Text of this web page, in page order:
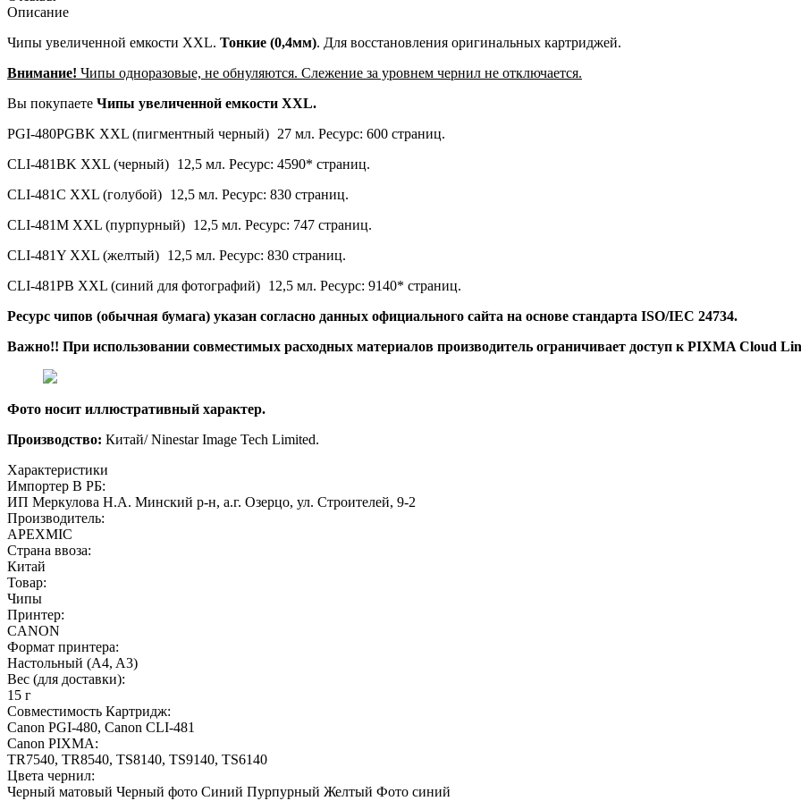
Описание
Чипы увеличенной емкости XXL. Тонкие (0,4мм). Для восстановления оригинальных картриджей.
Внимание! Чипы одноразовые, не обнуляются. Слежение за уровнем чернил не отключается.
Вы покупаете Чипы увеличенной емкости XXL.
PGI-480PGBK XXL (пигментный черный) 27 мл. Ресурс: 600 страниц.
CLI-481BK XXL (черный) 12,5 мл. Ресурс: 4590* страниц.
CLI-481C XXL (голубой) 12,5 мл. Ресурс: 830 страниц.
CLI-481M XXL (пурпурный) 12,5 мл. Ресурс: 747 страниц.
CLI-481Y XXL (желтый) 12,5 мл. Ресурс: 830 страниц.
CLI-481PB XXL (синий для фотографий) 12,5 мл. Ресурс: 9140* страниц.
Ресурс чипов (обычная бумага) указан согласно данных официального сайта на основе стандарта ISO/IEC 24734.
Важно!! При использовании совместимых расходных материалов производитель ограничивает доступ к PIXMA Cloud
Фото носит иллюстративный характер.
Производство: Китай/ Ninestar Image Tech Limited.
Характеристики
Импортер В РБ:
ИП Меркулова Н.А. Минский р-н, а.г. Озерцо, ул. Строителей, 9-2
Производитель:
APEXMIC
Страна ввоза:
Китай
Товар:
Чипы
Принтер:
CANON
Формат принтера:
Настольный (A4, A3)
Вес (для доставки):
15 г
Совместимость Картридж:
Canon PGI-480, Canon CLI-481
Canon PIXMA:
TR7540, TR8540, TS8140, TS9140, TS6140
Цвета чернил:
Черный матовый Черный фото Синий Пурпурный Желтый Фото синий